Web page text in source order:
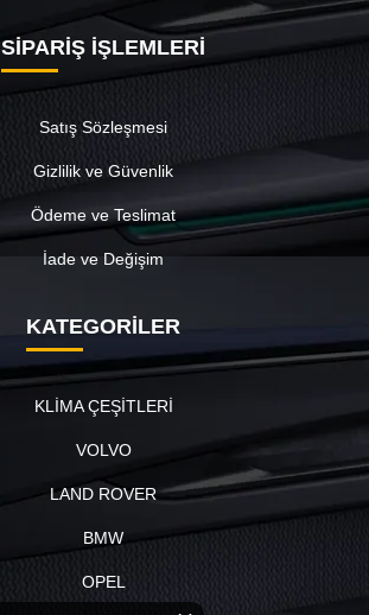
SİPARİŞ İŞLEMLERİ
Satış Sözleşmesi
Gizlilik ve Güvenlik
Ödeme ve Teslimat
İade ve Değişim
KATEGORİLER
KLİMA ÇEŞİTLERİ
VOLVO
LAND ROVER
BMW
OPEL